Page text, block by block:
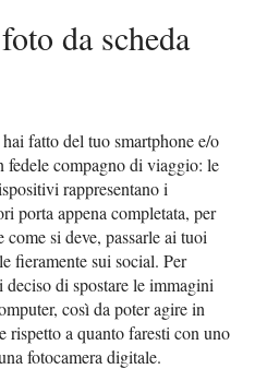
da scheda
fatto del tuo smartphone e/o
fedele compagno di viaggio: le
rappresentano i
porta appena completata, per
si deve, passarle ai tuoi
fieramente sui social. Per
di spostare le immagini
così da poter agire in
rispetto a quanto faresti con uno
fotocamera digitale.